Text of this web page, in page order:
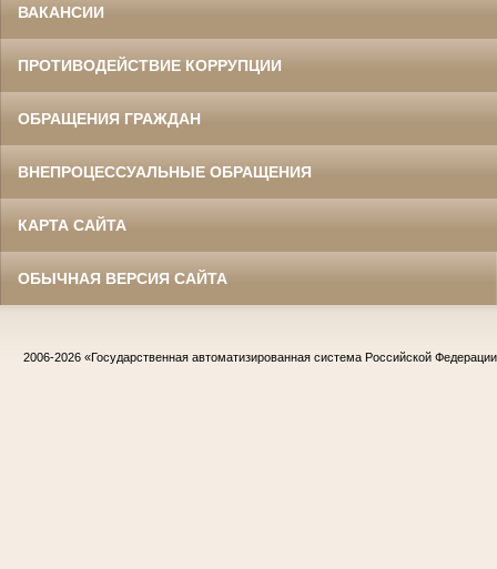
ВАКАНСИИ
ПРОТИВОДЕЙСТВИЕ КОРРУПЦИИ
ОБРАЩЕНИЯ ГРАЖДАН
ВНЕПРОЦЕССУАЛЬНЫЕ ОБРАЩЕНИЯ
КАРТА САЙТА
ОБЫЧНАЯ ВЕРСИЯ САЙТА
2006-2026 «Государственная автоматизированная система Российской